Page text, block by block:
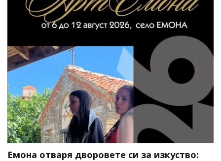
Емона отваря дворовете си за изкуство: